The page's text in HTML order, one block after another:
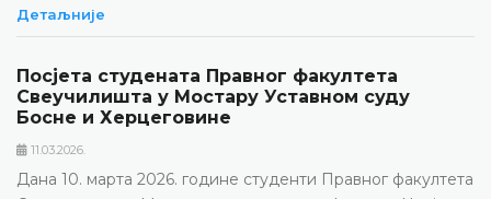
Детаљније
Посјета студената Правног факултета
Свеучилишта у Мостару Уставном суду
Босне и Херцеговине
11.03.2026.
Дана 10. марта 2026. године студенти Правног факултета